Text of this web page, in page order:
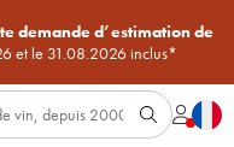
demande d’estimation de
et le 31.08.2026 inclus*